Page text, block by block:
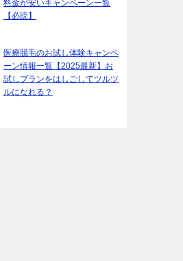
料金が安いキャンペーン一覧
【必読】
医療脱毛のお試し体験キャンペ
ーン情報一覧【2025最新】お
試しプランをはしごしてツルツ
ルになれる？